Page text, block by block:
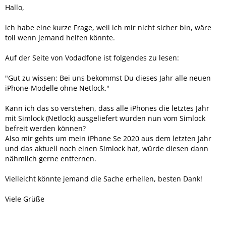
Hallo,
ich habe eine kurze Frage, weil ich mir nicht sicher bin, wäre
toll wenn jemand helfen könnte.
Auf der Seite von Vodadfone ist folgendes zu lesen:
"Gut zu wissen: Bei uns bekommst Du dieses Jahr alle neuen
iPhone-Modelle ohne Netlock."
Kann ich das so verstehen, dass alle iPhones die letztes Jahr
mit Simlock (Netlock) ausgeliefert wurden nun vom Simlock
befreit werden können?
Also mir gehts um mein iPhone Se 2020 aus dem letzten Jahr
und das aktuell noch einen Simlock hat, würde diesen dann
nähmlich gerne entfernen.
Vielleicht könnte jemand die Sache erhellen, besten Dank!
Viele Grüße